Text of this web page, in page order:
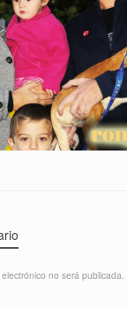
no será publicada.